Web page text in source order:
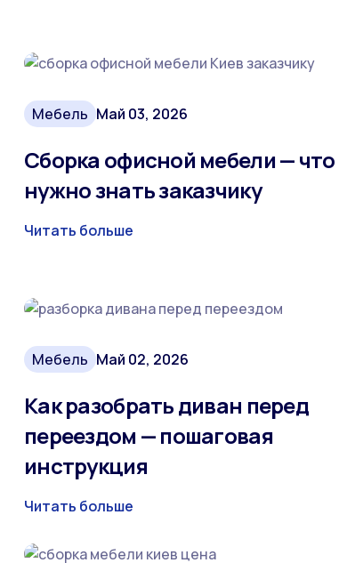
Мебель Май 03, 2026
Сборка офисной мебели — что
нужно знать заказчику
Читать больше
Мебель Май 02, 2026
Как разобрать диван перед
переездом — пошаговая
инструкция
Читать больше